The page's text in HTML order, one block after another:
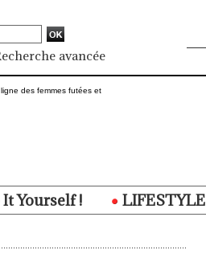
avancée
Yourself ! LIFESTYLE